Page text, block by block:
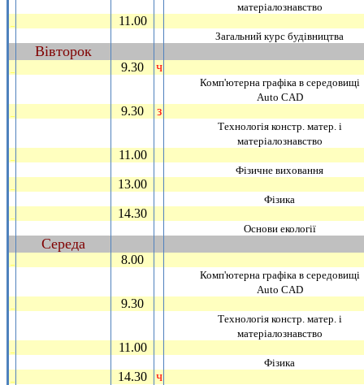
матерiалознавство
11.00
Загальний курс будiвництва
Вiвторок
9.30 ч
Комп'ютерна графiка в середовищi
Аuto CAD
9.30 з
Технологiя констр. матер. i
матерiалознавство
11.00
Фiзичне виховання
13.00
Фiзика
14.30
Основи екологiї
Середа
8.00
Комп'ютерна графiка в середовищi
Аuto CAD
9.30
Технологiя констр. матер. i
матерiалознавство
11.00
Фiзика
14.30 ч